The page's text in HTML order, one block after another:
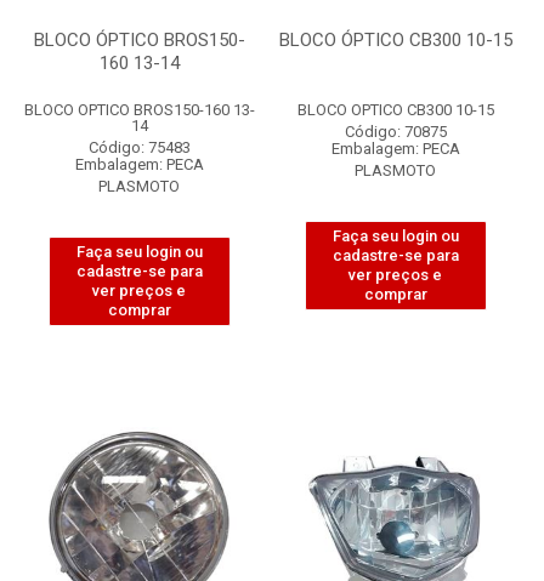
BLOCO ÓPTICO BROS150-
160 13-14
BLOCO OPTICO BROS150-160 13-
14
Código: 75483
Embalagem: PECA
PLASMOTO
Faça seu login ou
cadastre-se para
ver preços e
comprar
BLOCO ÓPTICO CB300 10-15
BLOCO OPTICO CB300 10-15
Código: 70875
Embalagem: PECA
PLASMOTO
Faça seu login ou
cadastre-se para
ver preços e
comprar